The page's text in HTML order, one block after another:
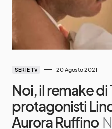
SERIE TV 20 Agosto 2021
Noi, il remake di
protagonisti
Aurora Ruffino